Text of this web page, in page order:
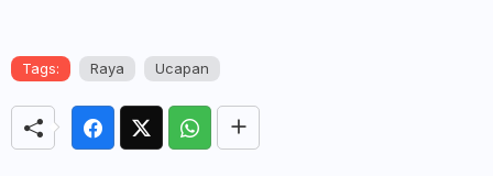
Tags: Raya Ucapan